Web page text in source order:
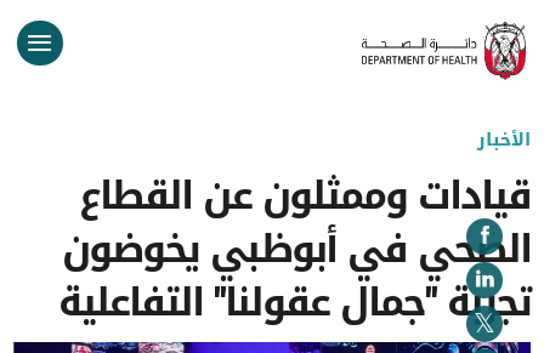
الأخبار
قيادات وممثلون عن القطاع
الصحي في أبوظبي يخوضون
تجربة "جمال عقولنا" التفاعلية